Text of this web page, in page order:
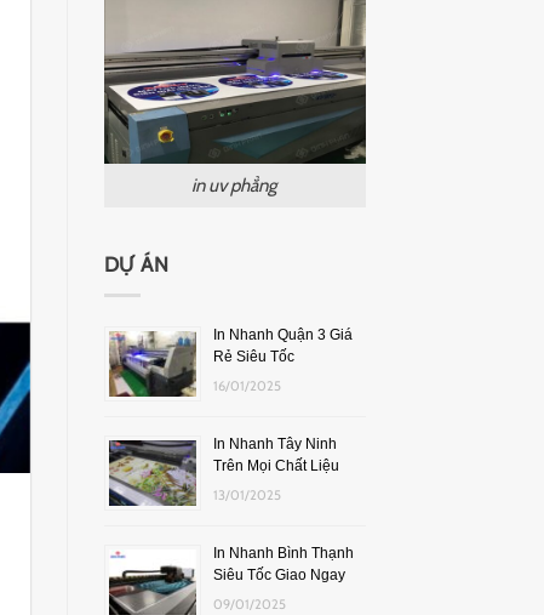
in uv phẳng
DỰ ÁN
In Nhanh Quận 3 Giá
Rẻ Siêu Tốc
16/01/2025
In Nhanh Tây Ninh
Trên Mọi Chất Liệu
13/01/2025
In Nhanh Bình Thạnh
Siêu Tốc Giao Ngay
09/01/2025